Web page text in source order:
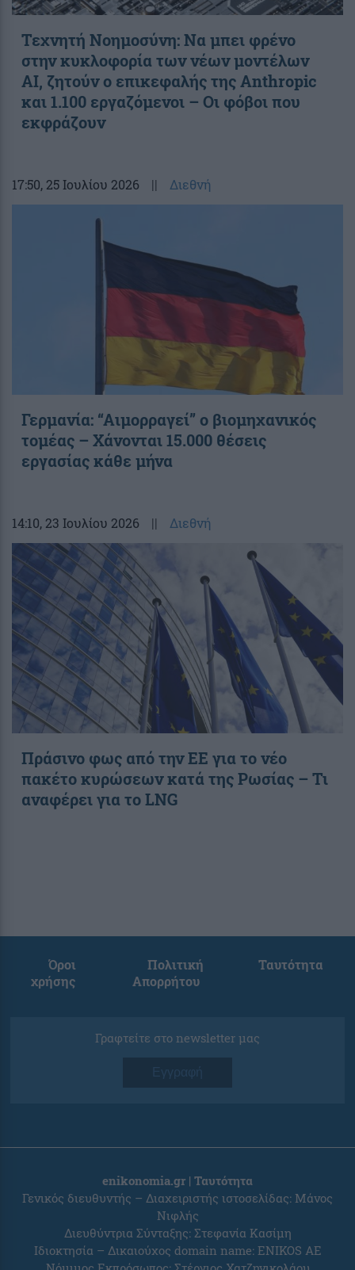
Τεχνητή Νοημοσύνη: Να μπει φρένο
στην κυκλοφορία των νέων μοντέλων
AI, ζητούν ο επικεφαλής της Anthropic
και 1.100 εργαζόμενοι – Οι φόβοι που
εκφράζουν
17:50, 25 Ιουλίου 2026 || Διεθνή
Γερμανία: “Αιμορραγεί” ο βιομηχανικός
τομέας – Χάνονται 15.000 θέσεις
εργασίας κάθε μήνα
14:10, 23 Ιουλίου 2026 || Διεθνή
Πράσινο φως από την ΕΕ για το νέο
πακέτο κυρώσεων κατά της Ρωσίας – Τι
αναφέρει για το LNG
Όροι
χρήσης
Πολιτική
Απορρήτου
Ταυτότητα
Γραφτείτε στο newsletter μας
Εγγραφή
enikonomia.gr | Ταυτότητα
Γενικός διευθυντής – Διαχειριστής ιστοσελίδας: Μάνος
Νιφλής
Διευθύντρια Σύνταξης: Στεφανία Κασίμη
Ιδιοκτησία – Δικαιούχος domain name: ENIKOS AE